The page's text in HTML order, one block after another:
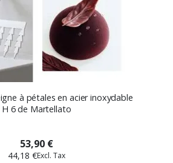
à pétales en acier inoxydable
H 6 de Martellato
53,90 €
44,18 €